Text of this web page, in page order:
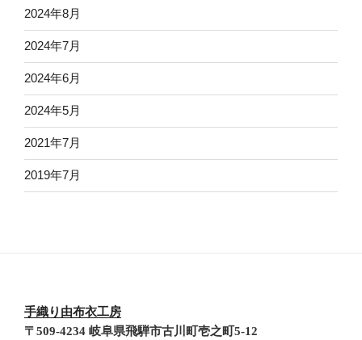
2024年8月
2024年7月
2024年6月
2024年5月
2021年7月
2019年7月
手織り由布衣工房
〒509-4234 岐阜県飛騨市古川町壱之町5-12